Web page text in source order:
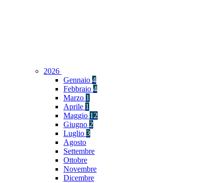
2026
Gennaio 4
Febbraio 4
Marzo 1
Aprile 1
Maggio 12
Giugno 2
Luglio 3
Agosto
Settembre
Ottobre
Novembre
Dicembre